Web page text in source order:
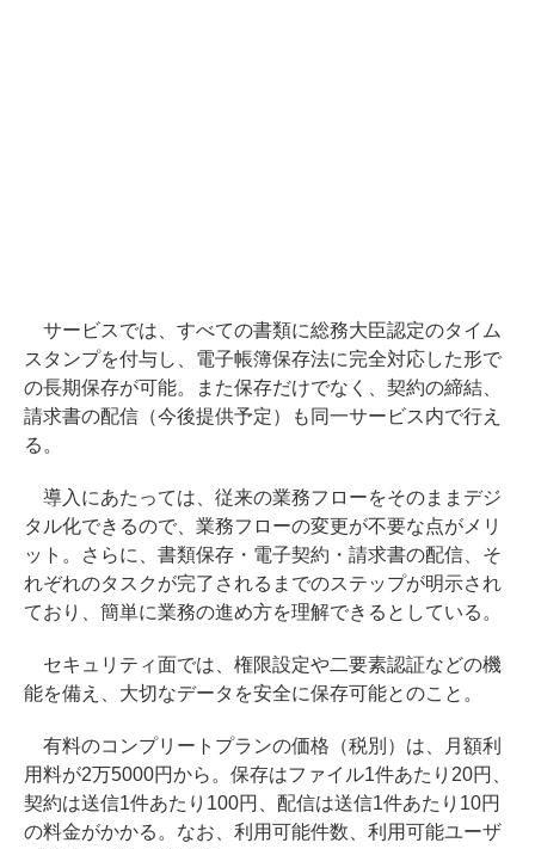
サービスでは、すべての書類に総務大臣認定のタイム
スタンプを付与し、電子帳簿保存法に完全対応した形で
の長期保存が可能。また保存だけでなく、契約の締結、
請求書の配信（今後提供予定）も同一サービス内で行え
る。
導入にあたっては、従来の業務フローをそのままデジ
タル化できるので、業務フローの変更が不要な点がメリ
ット。さらに、書類保存・電子契約・請求書の配信、そ
れぞれのタスクが完了されるまでのステップが明示され
ており、簡単に業務の進め方を理解できるとしている。
セキュリティ面では、権限設定や二要素認証などの機
能を備え、大切なデータを安全に保存可能とのこと。
有料のコンプリートプランの価格（税別）は、月額利
用料が2万5000円から。保存はファイル1件あたり20円、
契約は送信1件あたり100円、配信は送信1件あたり10円
の料金がかかる。なお、利用可能件数、利用可能ユーザ